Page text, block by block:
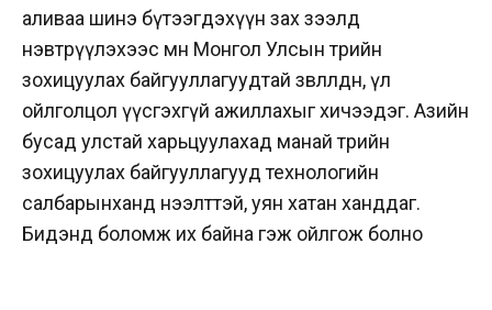
аливаа шинэ бүтээгдэхүүн зах зээлд
нэвтрүүлэхээс өмнө Монгол Улсын төрийн
зохицуулах байгууллагуудтай зөвлөлдөн, үл
ойлголцол үүсгэхгүй ажиллахыг хичээдэг. Азийн
бусад улстай харьцуулахад манай төрийн
зохицуулах байгууллагууд технологийн
салбарынханд нээлттэй, уян хатан ханддаг.
Бидэнд боломж их байна гэж ойлгож болно